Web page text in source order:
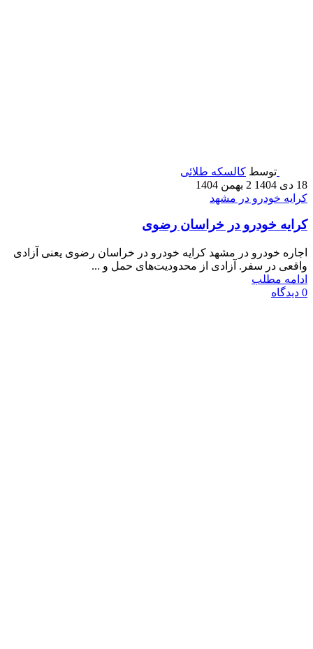
توسط کالسکه طلائی
18 دی 1404
2 بهمن 1404
کرایه خودرو در مشهد
کرایه خودرو در خراسان رضوی
اجاره خودرو در مشهد کرایه خودرو در خراسان رضوی یعنی آزادی
واقعی در سفر. آزادی از محدودیت‌های حمل و ...
ادامه مطلب
0 دیدگاه